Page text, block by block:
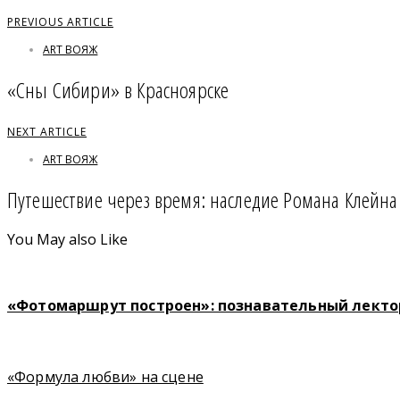
PREVIOUS ARTICLE
ART ВОЯЖ
«Сны Сибири» в Красноярске
NEXT ARTICLE
ART ВОЯЖ
Путешествие через время: наследие Романа Клейна
You May also Like
«Фотомаршрут построен»: познавательный
«Формула любви» на сцене